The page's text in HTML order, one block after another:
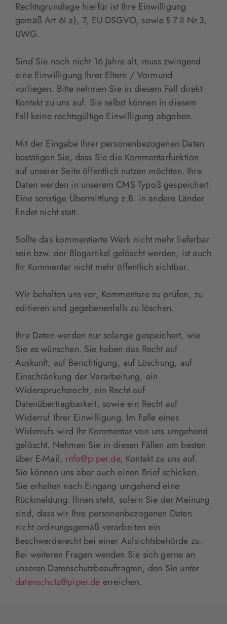
Rechtsgrundlage hierfür ist Ihre Einwilligung
gemäß Art 6I a), 7, EU DSGVO, sowie § 7 II Nr.3,
UWG.
Sind Sie noch nicht 16 Jahre alt, muss zwingend
eine Einwilligung Ihrer Eltern / Vormund
vorliegen. Bitte nehmen Sie in diesem Fall direkt
Kontakt zu uns auf. Sie selbst können in diesem
Fall keine rechtsgültige Einwilligung abgeben.
Mit der Eingabe Ihrer personenbezogenen Daten
bestätigen Sie, dass Sie die Kommentarfunktion
auf unserer Seite öffentlich nutzen möchten. Ihre
Daten werden in unserem CMS Typo3 gespeichert.
Eine sonstige Übermittlung z.B. in andere Länder
findet nicht statt.
Sollte das kommentierte Werk nicht mehr lieferbar
sein bzw. der Blogartikel gelöscht werden, ist auch
Ihr Kommentar nicht mehr öffentlich sichtbar.
Wir behalten uns vor, Kommentare zu prüfen, zu
editieren und gegebenenfalls zu löschen.
Ihre Daten werden nur solange gespeichert, wie
Sie es wünschen. Sie haben das Recht auf
Auskunft, auf Berichtigung, auf Löschung, auf
Einschränkung der Verarbeitung, ein
Widerspruchsrecht, ein Recht auf
Datenübertragbarkeit, sowie ein Recht auf
Widerruf Ihrer Einwilligung. Im Falle eines
Widerrufs wird Ihr Kommentar von uns umgehend
gelöscht. Nehmen Sie in diesen Fällen am besten
über E-Mail, info@piper.de, Kontakt zu uns auf.
Sie können uns aber auch einen Brief schicken.
Sie erhalten nach Eingang umgehend eine
Rückmeldung. Ihnen steht, sofern Sie der Meinung
sind, dass wir Ihre personenbezogenen Daten
nicht ordnungsgemäß verarbeiten ein
Beschwerderecht bei einer Aufsichtsbehörde zu.
Bei weiteren Fragen wenden Sie sich gerne an
unseren Datenschutzbeauftragten, den Sie unter
datenschutz@piper.de erreichen.